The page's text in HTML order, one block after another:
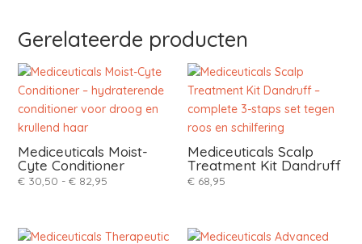
Gerelateerde producten
Mediceuticals Moist-
Cyte Conditioner
€ 30,50 - € 82,95
€ 82,95
Mediceuticals Scalp
Treatment Kit Dandruff
€ 68,95